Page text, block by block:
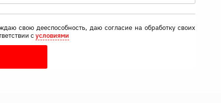
свою дееспособность, даю согласие на обработку своих
с условиями